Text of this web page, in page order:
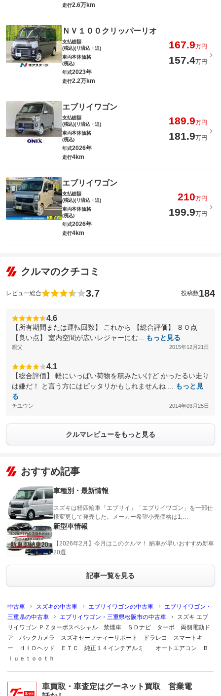
走行2.6万km
ＮＶ１００クリッパーリオ
支払総額
(税込)(リ済込・追)
167.9万円
車両本体価格
(税込)
157.4万円
年式2023年
走行2.2万km
エブリイワゴン
支払総額
(税込)(リ済込・追)
189.9万円
車両本体価格
(税込)
181.9万円
年式2026年
走行4km
エブリイワゴン
支払総額
(税込)(リ済込・追)
210万円
車両本体価格
(税込)
199.9万円
年式2026年
走行4km
クルマのクチコミ
レビュー総合 3.7 投稿数184
4.6
【所有期間または運転回数】 これから 【総合評価】 ８０点
【良い点】 室内空間が広いレジャーにむ...
もっと見る
親父 2015年12月21日
4.1
【総合評価】 軽にいっぱい荷物を積みたいけど かったるい走り
は嫌だ！ と言う方にはピッタリかもしれませんね ...
もっと見
る
チユウン 2014年03月25日
クルマレビューをもっと見る
おすすめ記事
車種別・最新情報
スズキは軽四輪車「エブリイ」「エブリイワゴン」を一部仕
様変更して発売した。メーカー希望小売価格は1,…
新型車情報
【2026年2月】今月はこのクルマ！ 納車が早いおすすめ新車
20選
記事一覧を見る
中古車 スズキの中古車 エブリイワゴンの中古車
エブリイワゴン・
三重県の中古車
エブリイワゴン・三重県松阪市の中古車
スズキ エブ
リイワゴン ＰＺターボスペシャル 禁煙車 ＳＤナビ ターボ 両側電動ド
ア バックカメラ スズキセーフティーサポート ドラレコ スマートキ
ー ＨＩＤヘッド ＥＴＣ 純正１４インチアルミ オートエアコン Ｂ
ｌｕｅｔｏｏｔｈ
車買取・車査定はグーネット買取 営業電